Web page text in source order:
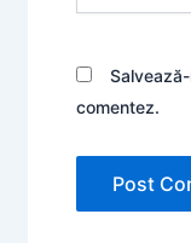
comentez.